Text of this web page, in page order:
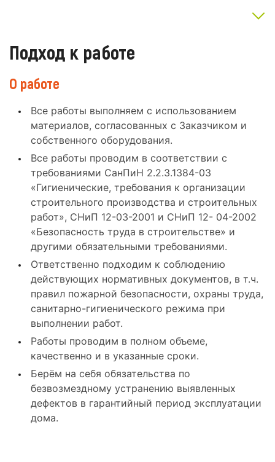
Подход к работе
О работе
Все работы выполняем с использованием
материалов, согласованных с Заказчиком и
собственного оборудования.
Все работы проводим в соответствии с
требованиями СанПиН 2.2.3.1384-03
«Гигиенические, требования к организации
строительного производства и строительных
работ», СНиП 12-03-2001 и СНиП 12- 04-2002
«Безопасность труда в строительстве» и
другими обязательными требованиями.
Ответственно подходим к соблюдению
действующих нормативных документов, в т.ч.
правил пожарной безопасности, охраны труда,
санитарно-гигиенического режима при
выполнении работ.
Работы проводим в полном объеме,
качественно и в указанные сроки.
Берём на себя обязательства по
безвозмездному устранению выявленных
дефектов в гарантийный период эксплуатации
дома.